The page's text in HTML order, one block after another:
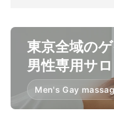
東京全域の
男性専用サ
Men's Gay